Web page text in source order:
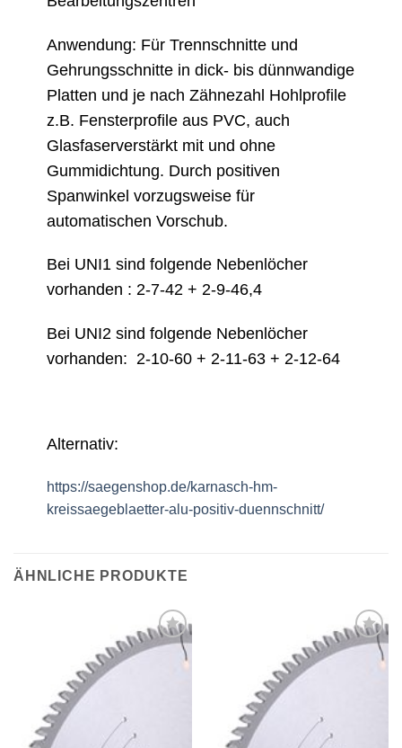
Anwendung: Für Trennschnitte und
Gehrungsschnitte in dick- bis dünnwandige
Platten und je nach Zähnezahl Hohlprofile
z.B. Fensterprofile aus PVC, auch
Glasfaserverstärkt mit und ohne
Gummidichtung. Durch positiven
Spanwinkel vorzugsweise für
automatischen Vorschub.
Bei UNI1 sind folgende Nebenlöcher
vorhanden : 2-7-42 + 2-9-46,4
Bei UNI2 sind folgende Nebenlöcher
vorhanden: 2-10-60 + 2-11-63 + 2-12-64
Alternativ:
https://saegenshop.de/karnasch-hm-
kreissaegeblaetter-alu-positiv-duennschnitt/
ÄHNLICHE PRODUKTE